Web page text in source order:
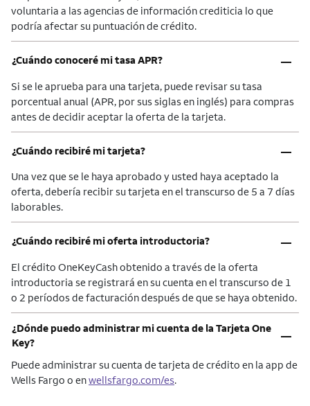
voluntaria a las agencias de información crediticia lo que
podría afectar su puntuación de crédito.
¿Cuándo conoceré mi tasa APR? –
Si se le aprueba para una tarjeta, puede revisar su tasa
porcentual anual (APR, por sus siglas en inglés) para compras
antes de decidir aceptar la oferta de la tarjeta.
¿Cuándo recibiré mi tarjeta? –
Una vez que se le haya aprobado y usted haya aceptado la
oferta, debería recibir su tarjeta en el transcurso de 5 a 7 días
laborables.
¿Cuándo recibiré mi oferta introductoria? –
El crédito OneKeyCash obtenido a través de la oferta
introductoria se registrará en su cuenta en el transcurso de 1
o 2 períodos de facturación después de que se haya obtenido.
¿Dónde puedo administrar mi cuenta de la Tarjeta One
Key?
–
Puede administrar su cuenta de tarjeta de crédito en la app de
Wells Fargo o enwellsfargo.com/es.